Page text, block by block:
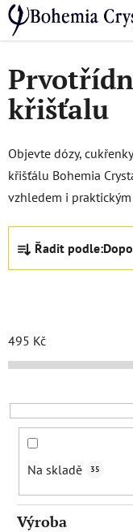
Přejít
na
obsah
Domů
/ Dózy a mísy Dózy
křišťalu
Objevte dózy,
křišťálu Bohemia
vzhledem i
Ř
z
í
p
o
d
ů
Řadit podle:
495 Kč
Na skladě 35
Výroba